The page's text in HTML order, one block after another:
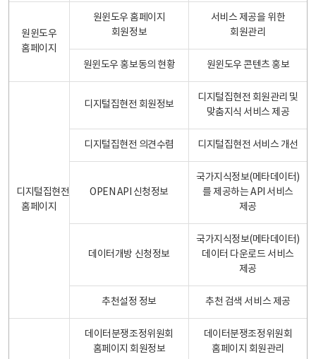
원윈도우
홈페이지
원윈도우 홈페이지
회원정보
서비스 제공을 위한
회원관리
원윈도우 홍보동의 현황 원윈도우 콘텐츠 홍보
디지털집현전
홈페이지
디지털집현전 회원정보
디지털집현전 회원관리 및
맞춤지식 서비스 제공
디지털집현전 의견수렴 디지털집현전 서비스 개선
OPEN API 신청정보
국가지식정보(메타데이터)
를 제공하는 API 서비스
제공
데이터개방 신청정보
국가지식정보(메타데이터)
데이터 다운로드 서비스
제공
추천설정 정보 추천 검색 서비스 제공
데이터분쟁조정위원회
홈페이지 회원정보
데이터분쟁조정위원회
홈페이지 회원관리